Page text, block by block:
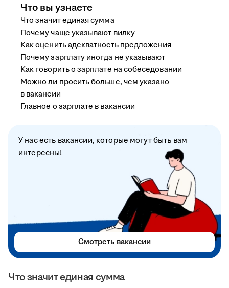
Что значит единая сумма
Что вы узнаете
Что значит единая сумма
Почему чаще указывают вилку
Как оценить адекватность предложения
Почему зарплату иногда не указывают
Как говорить о зарплате на собеседовании
Можно ли просить больше, чем указано
в вакансии
Главное о зарплате в вакансии
У нас есть вакансии, которые могут быть вам
интересны!
Смотреть вакансии